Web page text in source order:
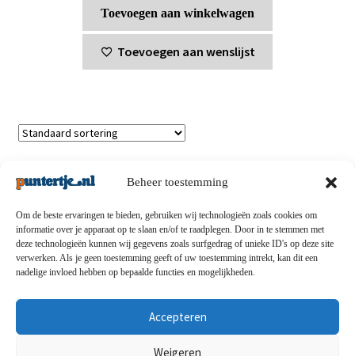
Beheer toestemming
Om de beste ervaringen te bieden, gebruiken wij technologieën zoals cookies om
informatie over je apparaat op te slaan en/of te raadplegen. Door in te stemmen met
deze technologieën kunnen wij gegevens zoals surfgedrag of unieke ID's op deze site
verwerken. Als je geen toestemming geeft of uw toestemming intrekt, kan dit een
nadelige invloed hebben op bepaalde functies en mogelijkheden.
Accepteren
Weigeren
Toevoegen aan winkelwagen
Toevoegen aan wenslijst
Privacybeleid-Verzending en retouren-Algemene
voorwaarden-Disclaimert-Betaalmethoden-Over ons